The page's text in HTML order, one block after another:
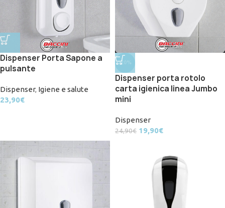
Dispenser Porta Sapone a
pulsante
Dispenser, Igiene e salute
23,90€
-20%
Dispenser porta rotolo
carta igienica linea Jumbo
mini
Dispenser
24,90€ 19,90€